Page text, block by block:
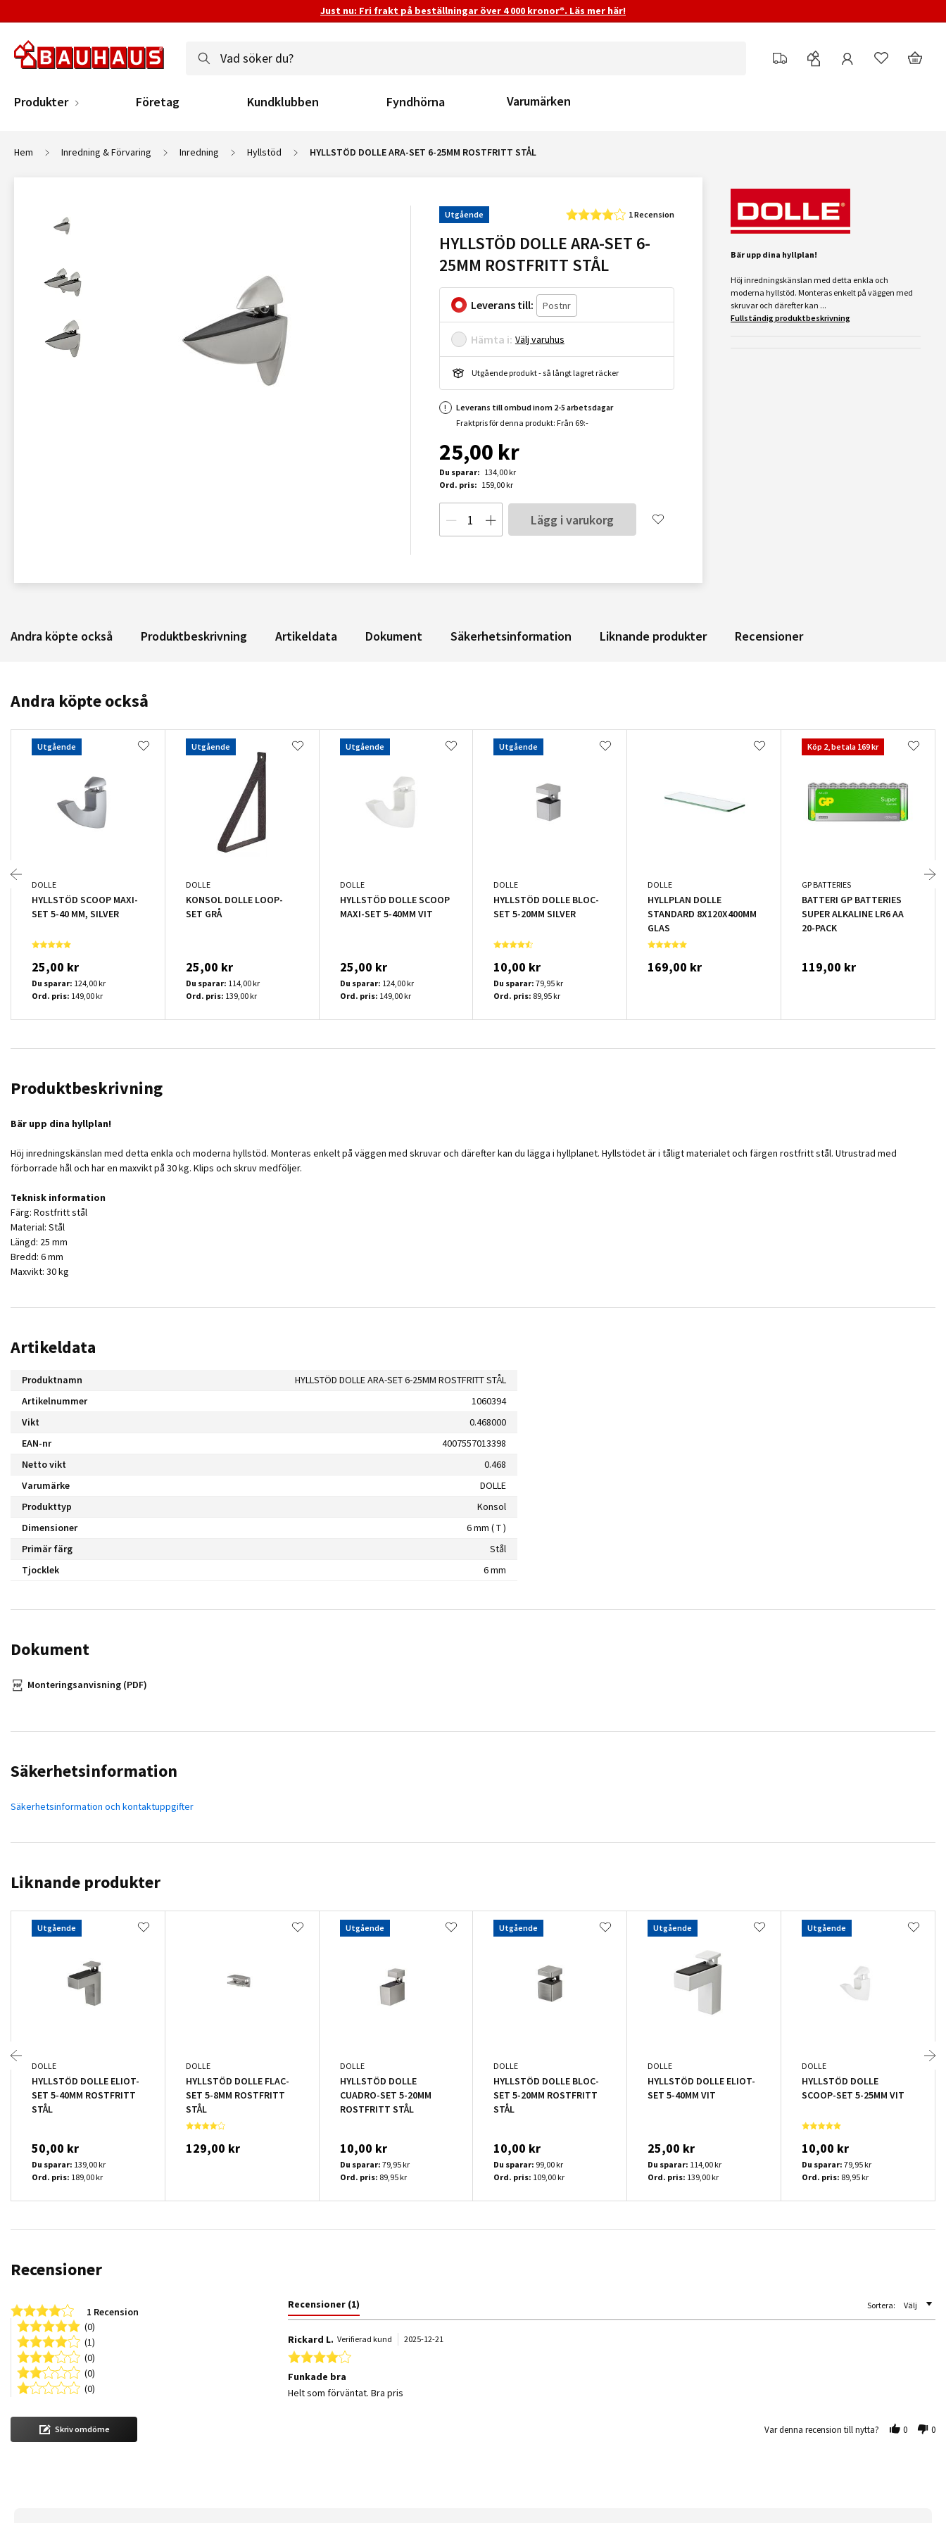
Just nu: Fri frakt på beställningar över 4 000 kronor*. Läs mer här!
Produkter Företag Kundklubben Fyndhörna Varumärken
Hem Inredning & Förvaring Inredning Hyllstöd HYLLSTÖD DOLLE ARA-SET 6-25MM ROSTFRITT STÅL
Utgående 1 Recension
HYLLSTÖD DOLLE ARA-SET 6-
25MM ROSTFRITT STÅL
Leverans till:
Hämta i: Välj varuhus
Utgående produkt - så långt lagret räcker
Leverans till ombud inom 2-5 arbetsdagar
Fraktpris för denna produkt: Från 69:-
25,00 kr
Du sparar: 134,00 kr
Ord. pris: 159,00 kr
Lägg i varukorg
Bär upp dina hyllplan!
Höj inredningskänslan med detta enkla och
moderna hyllstöd. Monteras enkelt på väggen med
skruvar och därefter kan ...
Fullständig produktbeskrivning
Andra köpte också Produktbeskrivning Artikeldata Dokument Säkerhetsinformation Liknande produkter Recensioner
Andra köpte också
Utgående
DOLLE
HYLLSTÖD SCOOP MAXI-
SET 5-40 MM, SILVER
25,00 kr
Du sparar: 124,00 kr
Ord. pris: 149,00 kr
Utgående
DOLLE
KONSOL DOLLE LOOP-
SET GRÅ
25,00 kr
Du sparar: 114,00 kr
Ord. pris: 139,00 kr
Utgående
DOLLE
HYLLSTÖD DOLLE SCOOP
MAXI-SET 5-40MM VIT
25,00 kr
Du sparar: 124,00 kr
Ord. pris: 149,00 kr
Utgående
DOLLE
HYLLSTÖD DOLLE BLOC-
SET 5-20MM SILVER
10,00 kr
Du sparar: 79,95 kr
Ord. pris: 89,95 kr
DOLLE
HYLLPLAN DOLLE
STANDARD 8X120X400MM
GLAS
169,00 kr
Köp 2, betala 169 kr
GP BATTERIES
BATTERI GP BATTERIES
SUPER ALKALINE LR6 AA
20-PACK
119,00 kr
Produktbeskrivning
Bär upp dina hyllplan!
Höj inredningskänslan med detta enkla och moderna hyllstöd. Monteras enkelt på väggen med skruvar och därefter kan du lägga i hyllplanet. Hyllstödet är i tåligt materialet och färgen rostfritt stål. Utrustrad med
förborrade hål och har en maxvikt på 30 kg. Klips och skruv medföljer.
Teknisk information
Färg: Rostfritt stål
Material: Stål
Längd: 25 mm
Bredd: 6 mm
Maxvikt: 30 kg
Artikeldata
Produktnamn
HYLLSTÖD DOLLE ARA-SET 6-25MM ROSTFRITT STÅL
Artikelnummer
1060394
Vikt
0.468000
EAN-nr
4007557013398
Netto vikt
0.468
Varumärke
DOLLE
Produkttyp
Konsol
Dimensioner
6 mm ( T )
Primär färg
Stål
Tjocklek
6 mm
Dokument
Monteringsanvisning (PDF)
Säkerhetsinformation
Säkerhetsinformation och kontaktuppgifter
Liknande produkter
Utgående
DOLLE
HYLLSTÖD DOLLE ELIOT-
SET 5-40MM ROSTFRITT
STÅL
50,00 kr
Du sparar: 139,00 kr
Ord. pris: 189,00 kr
DOLLE
HYLLSTÖD DOLLE FLAC-
SET 5-8MM ROSTFRITT
STÅL
129,00 kr
Utgående
DOLLE
HYLLSTÖD DOLLE
CUADRO-SET 5-20MM
ROSTFRITT STÅL
10,00 kr
Du sparar: 79,95 kr
Ord. pris: 89,95 kr
Utgående
DOLLE
HYLLSTÖD DOLLE BLOC-
SET 5-20MM ROSTFRITT
STÅL
10,00 kr
Du sparar: 99,00 kr
Ord. pris: 109,00 kr
Utgående
DOLLE
HYLLSTÖD DOLLE ELIOT-
SET 5-40MM VIT
25,00 kr
Du sparar: 114,00 kr
Ord. pris: 139,00 kr
Utgående
DOLLE
HYLLSTÖD DOLLE
SCOOP-SET 5-25MM VIT
10,00 kr
Du sparar: 79,95 kr
Ord. pris: 89,95 kr
Recensioner
4.0 star rating
1 Recension
(0)
(1)
(0)
(0)
(0)
Skriv omdöme
Recensioner (1) Sortera: Välj
Rickard L. Verifierad kund
4.0 star rating
2025-12-21
Funkade bra
Review by Rickard L. on 21 Dec 2025
review stating Funkade bra
Helt som förväntat. Bra pris
Var denna recension till nytta? 0 0